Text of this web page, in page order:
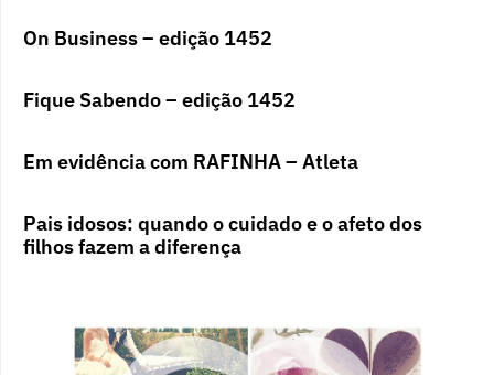
On Business – edição 1452
Fique Sabendo – edição 1452
Em evidência com RAFINHA – Atleta
Pais idosos: quando o cuidado e o afeto dos
filhos fazem a diferença